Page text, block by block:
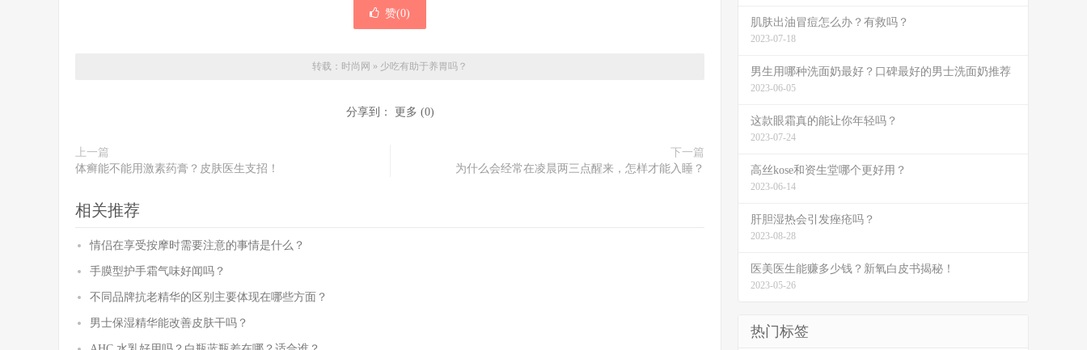
赞(0)
转载： 时尚网 » 少吃有助于养胃吗？
分享到： 更多 (0)
上一篇
体癣能不能用激素药膏？皮肤医生支招！
下一篇
为什么会经常在凌晨两三点醒来，怎样才能入睡？
相关推荐
情侣在享受按摩时需要注意的事情是什么？
手膜型护手霜气味好闻吗？
不同品牌抗老精华的区别主要体现在哪些方面？
男士保湿精华能改善皮肤干吗？
肌肤出油冒痘怎么办？有救吗？
2023-07-18
男生用哪种洗面奶最好？口碑最好的男士洗面奶推荐
2023-06-05
这款眼霜真的能让你年轻吗？
2023-07-24
高丝kose和资生堂哪个更好用？
2023-06-14
肝胆湿热会引发痤疮吗？
2023-08-28
医美医生能赚多少钱？新氧白皮书揭秘！
2023-05-26
热门标签